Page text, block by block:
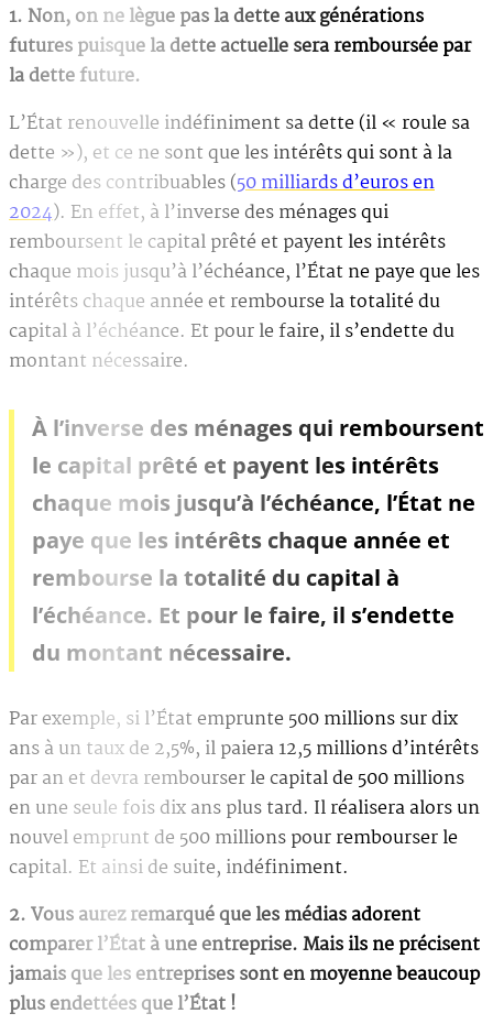
1. Non, on ne lègue pas la dette aux générations
futures puisque la dette actuelle sera remboursée par
la dette future.
L’État renouvelle indéfiniment sa dette (il « roule sa
dette »), et ce ne sont que les intérêts qui sont à la
charge des contribuables (50 milliards d’euros en
2024). En effet, à l’inverse des ménages qui
remboursent le capital prêté et payent les intérêts
chaque mois jusqu’à l’échéance, l’État ne paye que les
intérêts chaque année et rembourse la totalité du
capital à l’échéance. Et pour le faire, il s’endette du
montant nécessaire.
À l’inverse des ménages qui remboursent
le capital prêté et payent les intérêts
chaque mois jusqu’à l’échéance, l’État ne
paye que les intérêts chaque année et
rembourse la totalité du capital à
l’échéance. Et pour le faire, il s’endette
du montant nécessaire.
Par exemple, si l’État emprunte 500 millions sur dix
ans à un taux de 2,5%, il paiera 12,5 millions d’intérêts
par an et devra rembourser le capital de 500 millions
en une seule fois dix ans plus tard. Il réalisera alors un
nouvel emprunt de 500 millions pour rembourser le
capital. Et ainsi de suite, indéfiniment.
2. Vous aurez remarqué que les médias adorent
comparer l’État à une entreprise. Mais ils ne précisent
jamais que les entreprises sont en moyenne beaucoup
plus endettées que l’État !